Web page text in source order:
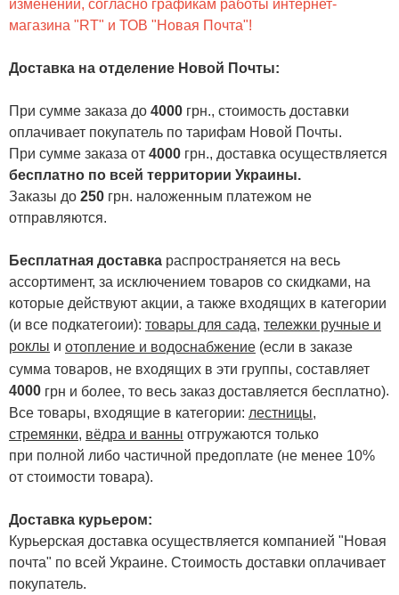
изменений, согласно графикам работы интернет-
магазина "RT" и ТОВ "Новая Почта"!
Доставка на отделение Новой Почты:
При сумме заказа до 4000 грн., стоимость доставки
оплачивает покупатель по тарифам Новой Почты.
При сумме заказа от 4000 грн., доставка осуществляется
бесплатно по всей территории Украины.
Заказы до 250 грн. наложенным платежом не
отправляются.
Бесплатная доставка распространяется на весь
ассортимент, за исключением товаров со скидками, на
которые действуют акции, а также входящих в категории
(и все подкатегоии): товары для сада, тележки ручные и
роклы и отопление и водоснабжение (если в заказе
сумма товаров, не входящих в эти группы, составляет
4000 грн и более, то весь заказ доставляется бесплатно).
Все товары, входящие в категории: лестницы,
стремянки, вёдра и ванны отгружаются только
при полной либо частичной предоплате (не менее 10%
от стоимости товара).
Доставка курьером:
Курьерская доставка осуществляется компанией "Новая
почта" по всей Украине. Стоимость доставки оплачивает
покупатель.